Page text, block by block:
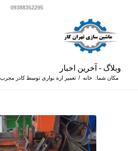
09388352295
وبلاگ - آخرین اخبار
مکان شما: خانه / تعمیر اره نواری توسط کادر